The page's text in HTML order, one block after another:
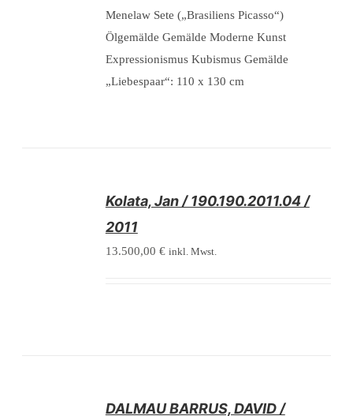
Menelaw Sete („Brasiliens Picasso“)
Ölgemälde Gemälde Moderne Kunst
Expressionismus Kubismus Gemälde
„Liebespaar“: 110 x 130 cm
Kolata, Jan / 190.190.2011.04 /
2011
13.500,00 € inkl. Mwst.
DALMAU BARRUS, DAVID /